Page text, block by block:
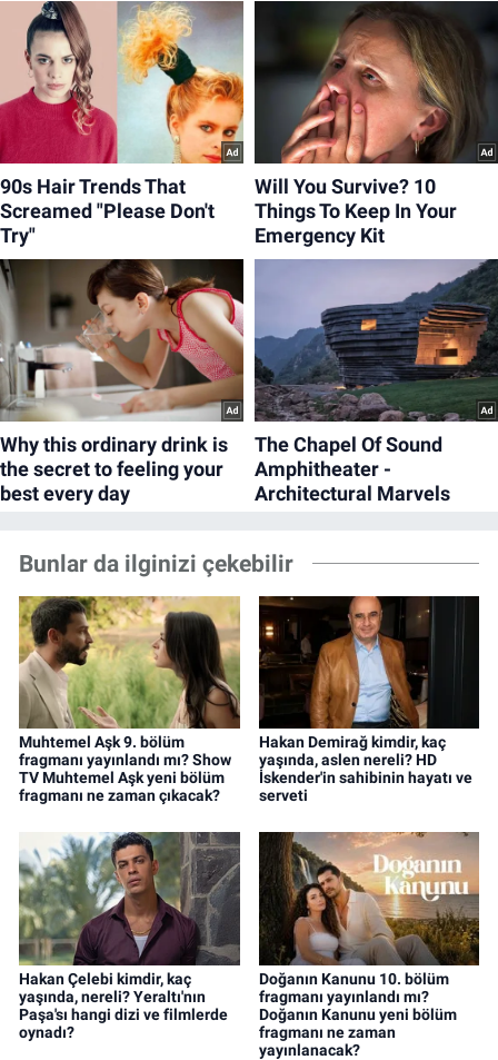
Bunlar da ilginizi çekebilir
Muhtemel Aşk 9. bölüm
fragmanı yayınlandı mı? Show
TV Muhtemel Aşk yeni bölüm
fragmanı ne zaman çıkacak?
Hakan Demirağ kimdir, kaç
yaşında, aslen nereli? HD
İskender'in sahibinin hayatı ve
serveti
Hakan Çelebi kimdir, kaç
yaşında, nereli? Yeraltı'nın
Paşa'sı hangi dizi ve filmlerde
oynadı?
Doğanın Kanunu 10. bölüm
fragmanı yayınlandı mı?
Doğanın Kanunu yeni bölüm
fragmanı ne zaman
yayınlanacak?